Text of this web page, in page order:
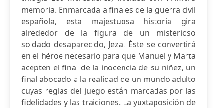
memoria. Enmarcada a finales de la guerra civil
española, esta majestuosa historia gira
alrededor de la figura de un misterioso
soldado desaparecido, Jeza. Éste se convertirá
en el héroe necesario para que Manuel y Marta
acepten el final de la inocencia de su niñez, un
final abocado a la realidad de un mundo adulto
cuyas reglas del juego están marcadas por las
fidelidades y las traiciones. La yuxtaposición de